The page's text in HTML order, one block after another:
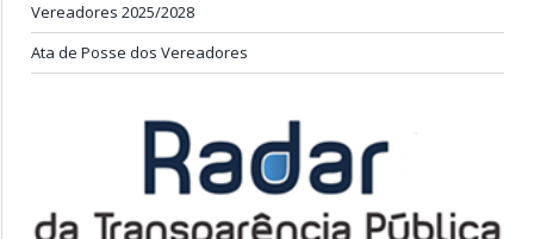
Vereadores 2025/2028
Ata de Posse dos Vereadores